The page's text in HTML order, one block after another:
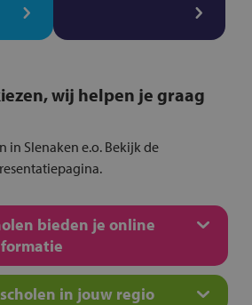
wij helpen je graag
in Slenaken e.o. Bekijk de
bieden je online
in jouw regio